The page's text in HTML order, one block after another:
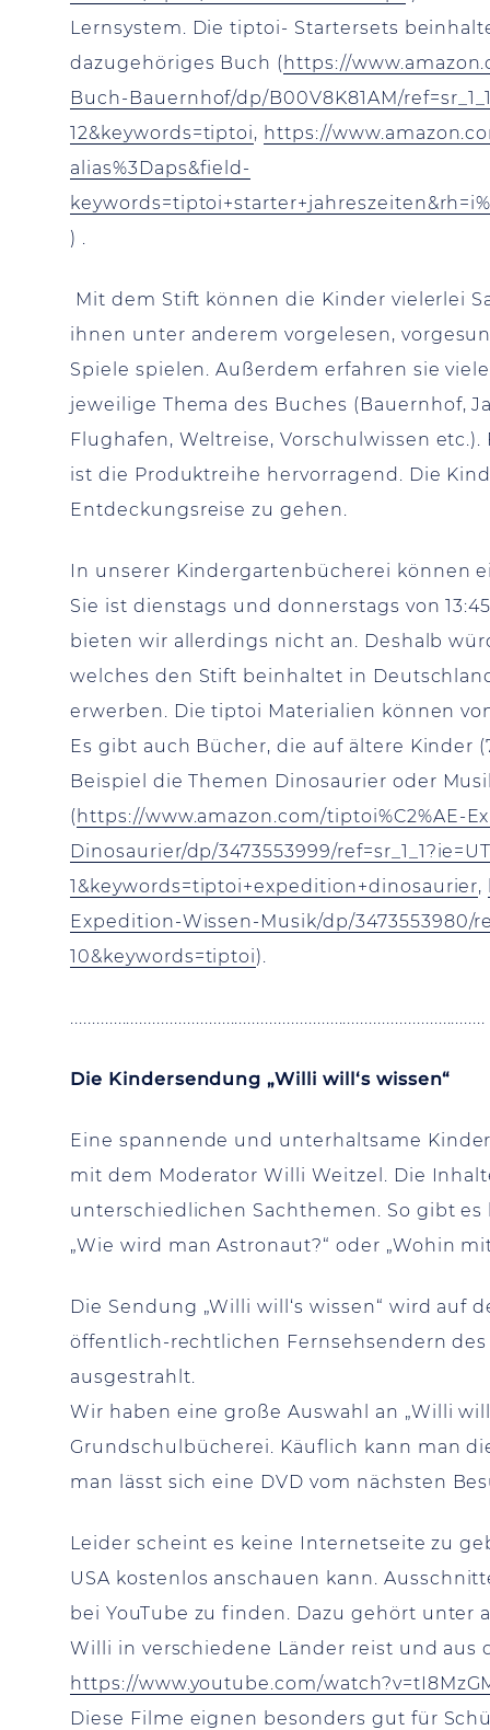
Lernsystem. Die tiptoi- Startersets
dazugehöriges Buch (https://
Buch-Bauernhof/dp/B00V8K81AM/
12&keywords=tiptoi, https://
alias%3Daps&field-
) .
Mit dem Stift können die Kinder vielerlei
ihnen unter anderem vorgelesen,
Spiele spielen. Außerdem erfahren sie
jeweilige Thema des Buches (Bauernhof,
Flughafen, Weltreise, Vorschulwissen
ist die Produktreihe hervorragend. Die
Entdeckungsreise zu gehen.
In unserer Kindergartenbücherei können
Sie ist dienstags und donnerstags von
bieten wir allerdings nicht an. Deshalb
welches den Stift beinhaltet in
erwerben. Die tiptoi Materialien können
Es gibt auch Bücher, die auf ältere Kinder
Beispiel die Themen Dinosaurier oder
(https://www.amazon.com/tiptoi%C2%AE-
Dinosaurier/dp/3473553999/
1&keywords=tiptoi+expedition+dinosaurier,
Expedition-Wissen-Musik/dp/3473553980/
10&keywords=tiptoi).
................................................................................................
Die Kindersendung „Willi will‘s wissen“
Eine spannende und unterhaltsame
mit dem Moderator Willi Weitzel. Die
unterschiedlichen Sachthemen. So gibt
„Wie wird man Astronaut?“ oder „Wohin
Die Sendung „Willi will‘s wissen“ wird auf
öffentlich-rechtlichen Fernsehsendern
ausgestrahlt.
Wir haben eine große Auswahl an „Willi
Grundschulbücherei. Käuflich kann man
man lässt sich eine DVD vom nächsten
Leider scheint es keine Internetseite zu
USA kostenlos anschauen kann.
bei YouTube zu finden. Dazu gehört
Willi in verschiedene Länder reist und
https://www.youtube.com/
Diese Filme eignen besonders gut für